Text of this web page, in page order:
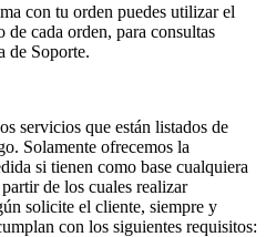
con tu orden puedes utilizar el
cada orden, para consultas
de Soporte.
servicios que están listados de
Solamente ofrecemos la
si tienen como base cualquiera
de los cuales realizar
solicite el cliente, siempre y
con los siguientes requisitos: